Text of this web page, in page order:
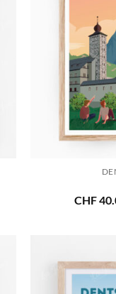
CHF